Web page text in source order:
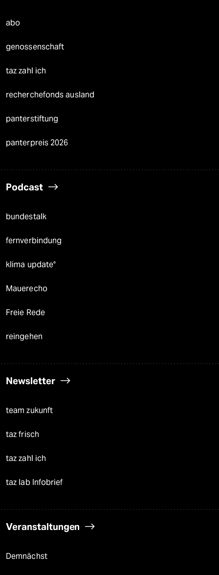
abo
genossenschaft
taz zahl ich
recherchefonds ausland
panterstiftung
panterpreis 2026
Podcast
bundestalk
fernverbindung
klima update°
Mauerecho
Freie Rede
reingehen
Newsletter
team zukunft
taz frisch
taz zahl ich
taz lab Infobrief
Veranstaltungen
Demnächst